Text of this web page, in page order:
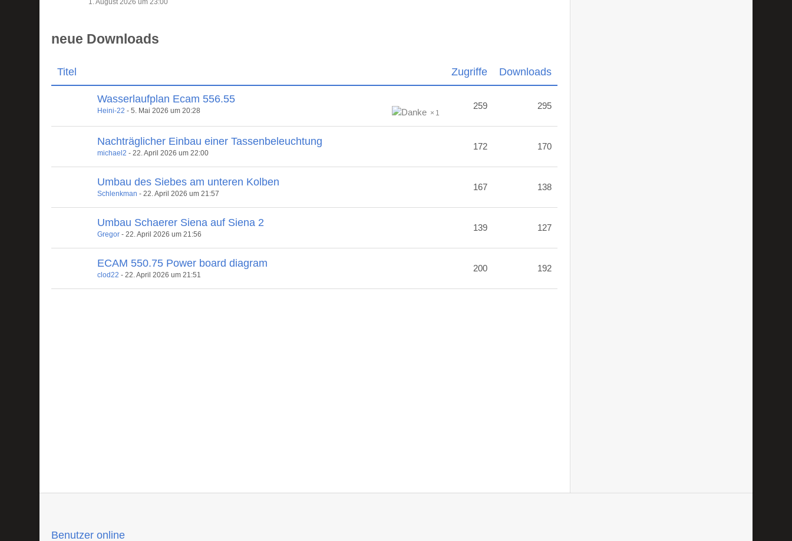
1. August 2026 um 23:00
neue Downloads
Titel Zugriffe Downloads
Wasserlaufplan Ecam 556.55
1
Heini-22 -5. Mai 2026 um 20:28 259 295
Nachträglicher Einbau einer Tassenbeleuchtung
michael2 -22. April 2026 um 22:00
172 170
Umbau des Siebes am unteren Kolben
Schlenkman -22. April 2026 um 21:57
167 138
Umbau Schaerer Siena auf Siena 2
Gregor -22. April 2026 um 21:56
139 127
ECAM 550.75 Power board diagram
clod22 -22. April 2026 um 21:51
200 192
Benutzer online